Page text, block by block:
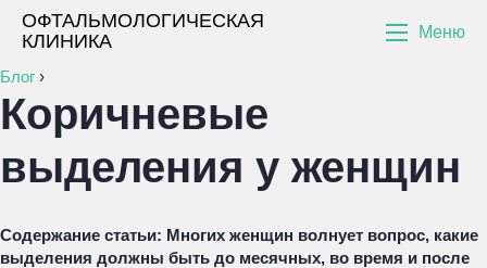
ОФТАЛЬМОЛОГИЧЕСКАЯ
КЛИНИКА
Меню
Блог ›
Коричневые
выделения у женщин
Содержание статьи: Многих женщин волнует вопрос, какие
выделения должны быть до месячных, во время и после